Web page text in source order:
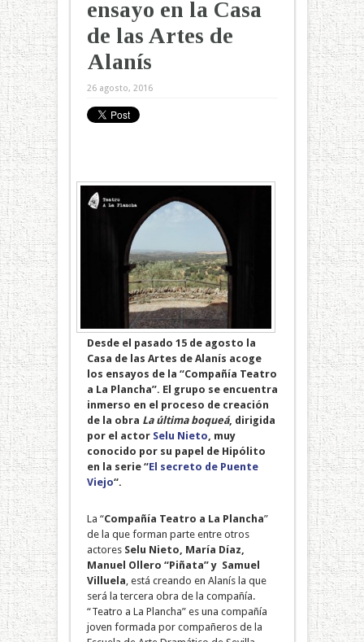
ensayo en la Casa
de las Artes de
Alanís
26 agosto, 2016
Desde el pasado 15 de agosto la
Casa de las Artes de Alanís acoge
los ensayos de la “Compañía Teatro
a La Plancha”. El grupo se encuentra
inmerso en el proceso de creación
de la obra La última boqueá, dirigida
por el actor Selu Nieto , muy
conocido por su papel de Hipólito
en la serie “El secreto de Puente
Viejo“.
La “Compañía Teatro a La Plancha”
de la que forman parte entre otros
actores Selu Nieto, María Díaz,
Manuel Ollero “Piñata” y Samuel
Villuela , está creando en Alanís la que
será la tercera obra de la compañía.
“Teatro a La Plancha” es una compañía
joven formada por compañeros de la